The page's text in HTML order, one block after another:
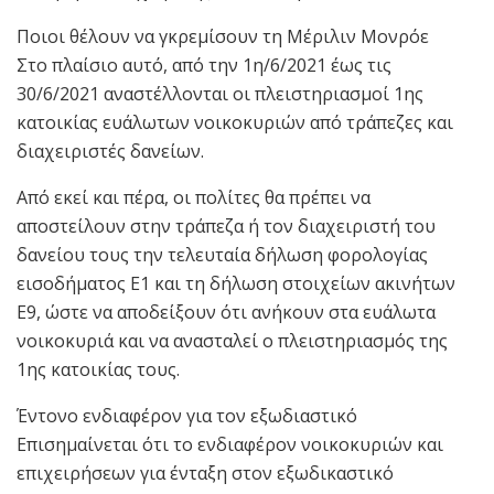
Ποιοι θέλουν να γκρεμίσουν τη Μέριλιν Μονρόε
Στο πλαίσιο αυτό, από την 1η/6/2021 έως τις
30/6/2021 αναστέλλονται οι πλειστηριασμοί 1ης
κατοικίας ευάλωτων νοικοκυριών από τράπεζες και
διαχειριστές δανείων.
Από εκεί και πέρα, οι πολίτες θα πρέπει να
αποστείλουν στην τράπεζα ή τον διαχειριστή του
δανείου τους την τελευταία δήλωση φορολογίας
εισοδήματος Ε1 και τη δήλωση στοιχείων ακινήτων
Ε9, ώστε να αποδείξουν ότι ανήκουν στα ευάλωτα
νοικοκυριά και να ανασταλεί ο πλειστηριασμός της
1ης κατοικίας τους.
Έντονο ενδιαφέρον για τον εξωδιαστικό
Επισημαίνεται ότι το ενδιαφέρον νοικοκυριών και
επιχειρήσεων για ένταξη στον εξωδικαστικό